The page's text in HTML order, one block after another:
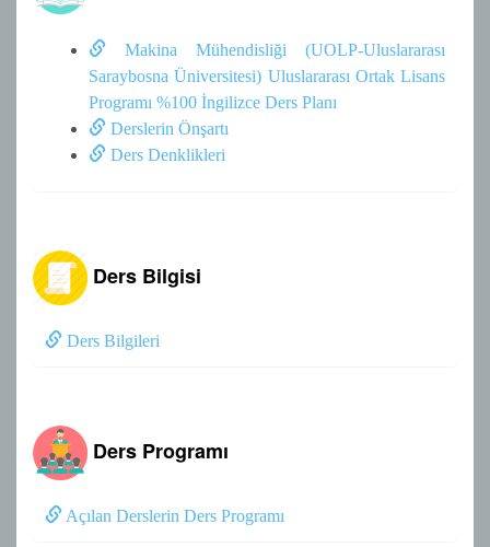
Makina Mühendisliği (UOLP-Uluslararası
Saraybosna Üniversitesi) Uluslararası Ortak Lisans
Programı %100 İngilizce Ders Planı
Derslerin Önşartı
Ders Denklikleri
Ders Bilgisi
Ders Bilgileri
Ders Programı
Açılan Derslerin Ders Programı